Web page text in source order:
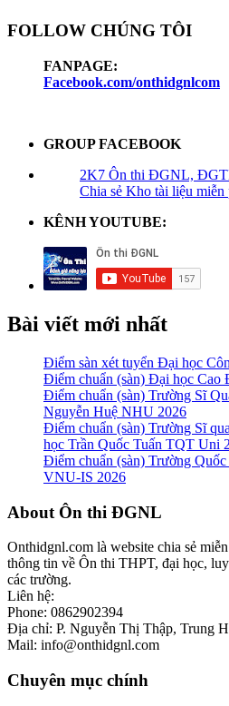
FOLLOW CHÚNG TÔI
FANPAGE:
Facebook.com/onthidgnlcom
GROUP FACEBOOK
2K7 Ôn thi ĐGNL,
Chia sẻ Kho tài liệu miễn
KÊNH YOUTUBE:
Bài viết mới nhất
Điểm sàn xét tuyển Đại học
Điểm chuẩn (sàn) Đại học Cao
Điểm chuẩn (sàn) Trường Sĩ
Nguyễn Huệ NHU 2026
Điểm chuẩn (sàn) Trường Sĩ
học Trần Quốc Tuấn TQT Uni
Điểm chuẩn (sàn) Trường
VNU-IS 2026
Footer
About Ôn thi ĐGNL
Onthidgnl.com là website chia sẻ
thông tin về Ôn thi THPT, đại học,
các trường.
Liên hệ:
Phone: 0862902394
Địa chỉ: P. Nguyễn Thị Thập, Trung
Mail: info@onthidgnl.com
Chuyên mục chính